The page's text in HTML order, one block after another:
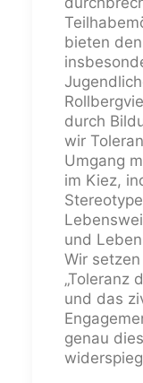
bieten
durch
wir
Umgang
im Kiez,
und
Wir
„Toleranz
und das
genau